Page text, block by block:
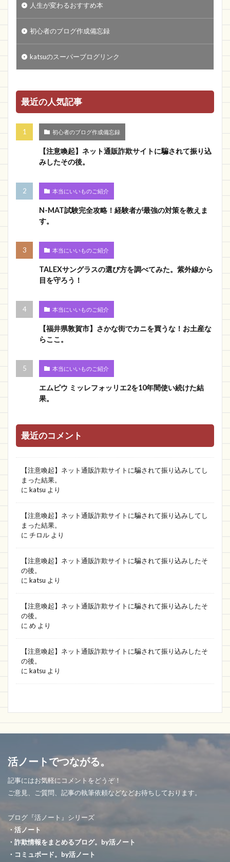
人生が変わるおすすめ本
初心者のブログ作成備忘録
katsuのスーパーブログリンク
最近の人気記事
初心者のブログ作成備忘録
【注意喚起】ネット通販詐欺サイトに騙されて振り込
みしたその後。
本当にいいものご紹介
N-MAT試験完全攻略！経験者が最強の対策を教えま
す。
本当にいいものご紹介
TALEXサングラスの選び方を調べてみた。紫外線から
目を守ろう！
本当にいいものご紹介
【福井県敦賀市】さかな街でカニを買うな！お土産な
らここ。
本当にいいものご紹介
エムピウ ミッレフォッリエ2を10年間使い続けた結
果。
最近のコメント
【注意喚起】ネット通販詐欺サイトに騙されて振り込みしてし
まった結果。
に katsu より
【注意喚起】ネット通販詐欺サイトに騙されて振り込みしてし
まった結果。
に チロル より
【注意喚起】ネット通販詐欺サイトに騙されて振り込みしたそ
の後。
に katsu より
【注意喚起】ネット通販詐欺サイトに騙されて振り込みしたそ
の後。
に め より
【注意喚起】ネット通販詐欺サイトに騙されて振り込みしたそ
の後。
に katsu より
活ノートでつながる。
記事にはお気軽にコメントをどうぞ！
ご意見、ご質問、記事の執筆依頼などなどお待ちしております。
ブログ『活ノート』シリーズ
・活ノート
・詐欺情報をまとめるブログ。by活ノート
・コミュボード。by活ノート